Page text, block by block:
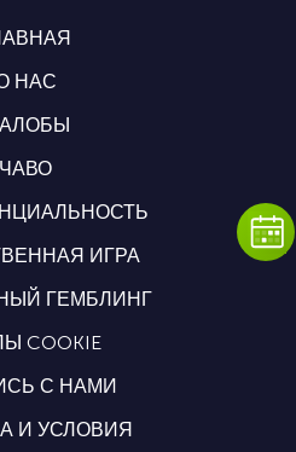
НАС
ЧАВО
ИГРА
ГЕМБЛИНГ
COOKIE
С НАМИ
И УСЛОВИЯ